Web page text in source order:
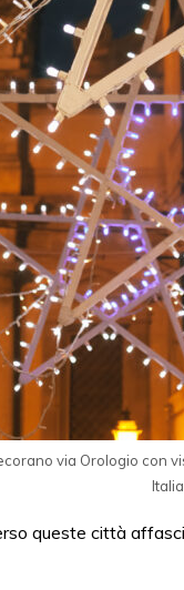
via Orologio con
Italia
queste città